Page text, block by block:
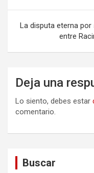
entradas
La disputa eterna
entre
Deja una
Lo siento, debes estar
comentario.
Buscar